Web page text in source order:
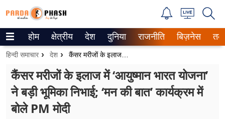
Trending on Google News
ePaper
वेब स्टोरीज
उत्तर प्रदेश
होम क्षेत्रीय देश दुनिया राजनीति बिज़नेस
हिन्दी समाचार देश
कैंसर मरीजों के इलाज में ‘आयुष्मान भारत योजना’
ने बड़ी भूमिका निभाई; ‘मन की बात’ कार्यक्रम में
बोले PM मोदी